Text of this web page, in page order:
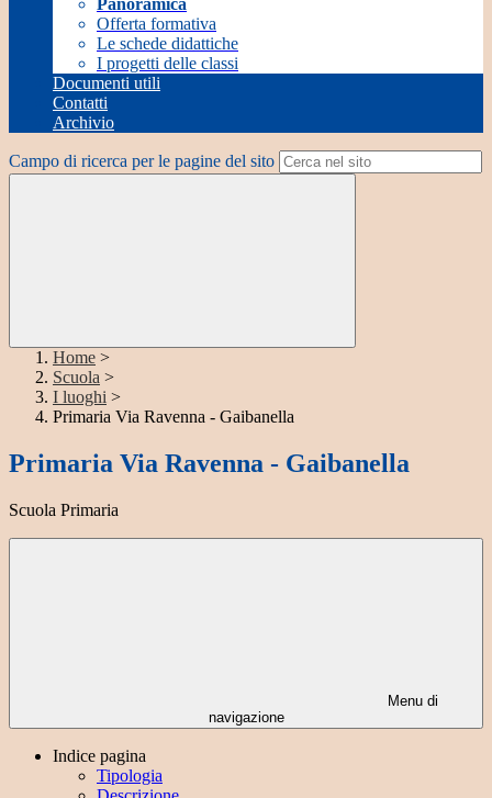
Panoramica
Offerta formativa
Le schede didattiche
I progetti delle classi
Documenti utili
Contatti
Archivio
Campo di ricerca per le pagine del sito
Home >
Scuola >
I luoghi >
Primaria Via Ravenna - Gaibanella
Primaria Via Ravenna - Gaibanella
Scuola Primaria
Menu di
navigazione
Indice pagina
Tipologia